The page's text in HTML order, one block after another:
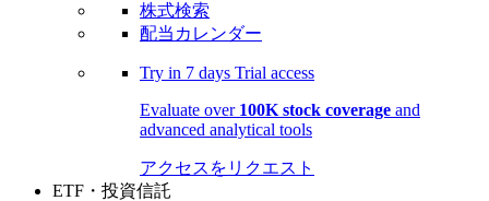
株式検索
配当カレンダー
Try in 7 days Trial access
Evaluate over 100K stock coverage and
advanced analytical tools
アクセスをリクエスト
ETF・投資信託